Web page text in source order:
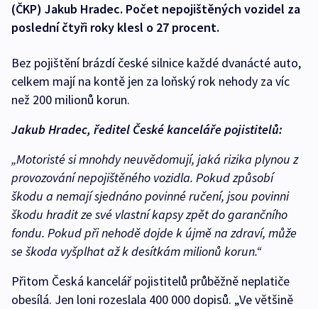
(ČKP) Jakub Hradec. Počet nepojištěných vozidel za
poslední čtyři roky klesl o 27 procent.
Bez pojištění brázdí české silnice každé dvanácté auto,
celkem mají na kontě jen za loňský rok nehody za víc
než 200 milionů korun.
Jakub Hradec, ředitel České kanceláře pojistitelů:
„Motoristé si mnohdy neuvědomují, jaká rizika plynou z
provozování nepojištěného vozidla. Pokud způsobí
škodu a nemají sjednáno povinné ručení, jsou povinni
škodu hradit ze své vlastní kapsy zpět do garančního
fondu. Pokud při nehodě dojde k újmě na zdraví, může
se škoda vyšplhat až k desítkám milionů korun.“
Přitom Česká kancelář pojistitelů průběžně neplatiče
obesílá. Jen loni rozeslala 400 000 dopisů. „Ve většině